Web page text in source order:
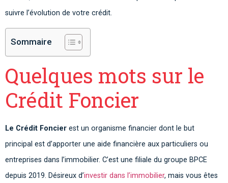
suivre l’évolution de votre crédit.
Sommaire
Quelques mots sur le
Crédit Foncier
Le Crédit Foncier est un organisme financier dont le but
principal est d’apporter une aide financière aux particuliers ou
entreprises dans l’immobilier. C’est une filiale du groupe BPCE
depuis 2019. Désireux d’investir dans l’immobilier, mais vous êtes